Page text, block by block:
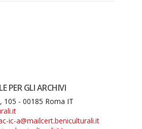
PER GLI ARCHIVI
105 - 00185 Roma IT
ic-a@mailcert.beniculturali.it